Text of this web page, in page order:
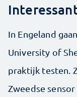
In Engeland
University of
praktijk testen.
Zweedse